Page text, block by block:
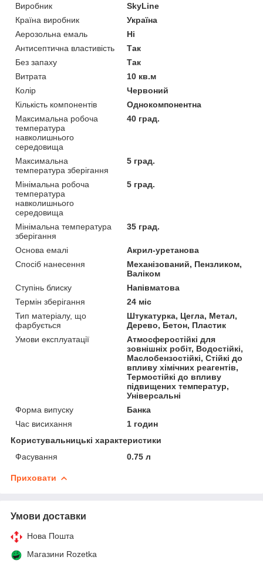
Виробник
SkyLine
Країна виробник
Україна
Аерозольна емаль
Ні
Антисептична властивість
Так
Без запаху
Так
Витрата
10 кв.м
Колір
Червоний
Кількість компонентів
Однокомпонентна
Максимальна робоча
температура
навколишнього
середовища
40 град.
Максимальна
температура зберігання
5 град.
Мінімальна робоча
температура
навколишнього
середовища
5 град.
Мінімальна температура
зберігання
35 град.
Основа емалі
Акрил-уретанова
Спосіб нанесення
Механізований, Пензликом,
Валіком
Ступінь блиску
Напівматова
Термін зберігання
24 міс
Тип матеріалу, що
фарбується
Штукатурка, Цегла, Метал,
Дерево, Бетон, Пластик
Умови експлуатації
Атмосферостійкі для
зовнішніх робіт, Водостійкі,
Маслобензостійкі, Стійкі до
впливу хімічних реагентів,
Термостійкі до впливу
підвищених температур,
Універсальні
Форма випуску
Банка
Час висихання
1 годин
Користувальницькі характеристики
Фасування
0.75 л
Приховати
Умови доставки
Нова Пошта
Магазини Rozetka